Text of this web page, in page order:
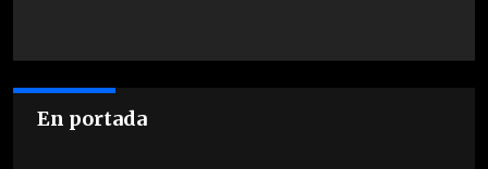
En portada